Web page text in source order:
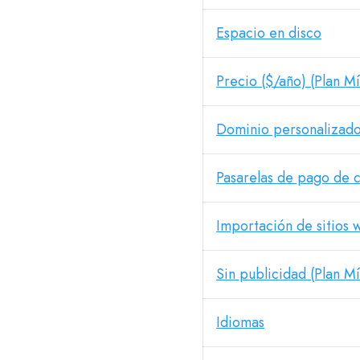
Espacio en disco
Precio ($/año) (Plan
Dominio
Pasarelas de pago
Importación de sitios
Sin publicidad (Plan
Idiomas